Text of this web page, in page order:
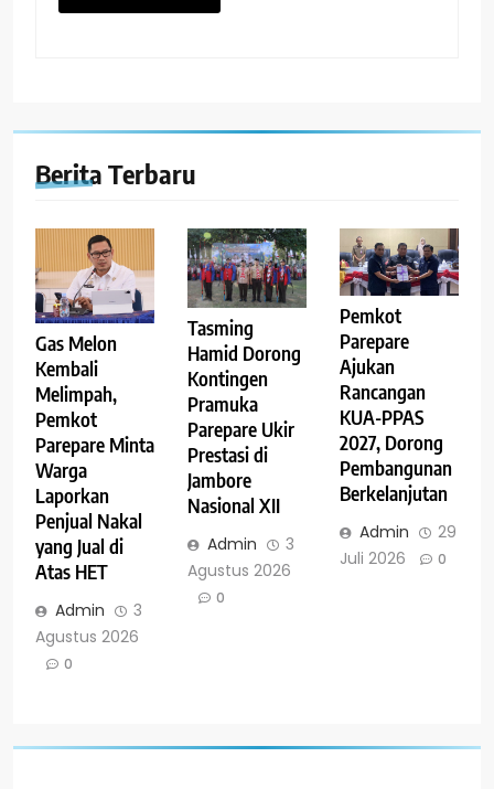
Berita Terbaru
Gas Melon
Kembali
Melimpah,
Pemkot
Parepare Minta
Warga
Laporkan
Penjual Nakal
yang Jual di
Atas HET
Admin
3
Agustus 2026
0
Tasming
Hamid Dorong
Kontingen
Pramuka
Parepare Ukir
Prestasi di
Jambore
Nasional XII
Admin
3
Agustus 2026
0
Pemkot
Parepare
Ajukan
Rancangan
KUA-PPAS
2027, Dorong
Pembangunan
Berkelanjutan
Admin
29
Juli 2026
0